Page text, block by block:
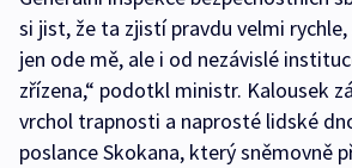
si jist, že ta zjistí pravdu velmi
jen ode mě, ale i od nezávislé
zřízena,“ podotkl ministr. Kalousek
vrchol trapnosti a naprosté lidské
poslance Skokana, který sněmovně